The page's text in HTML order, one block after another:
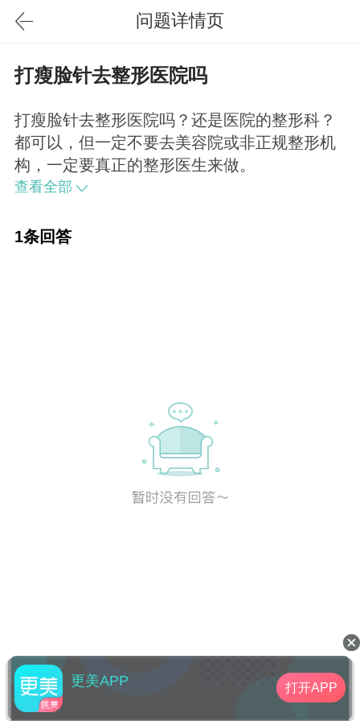
问题详情页
打瘦脸针去整形医院吗
打瘦脸针去整形医院吗？还是医院的整形科？
都可以，但一定不要去美容院或非正规整形机
构，一定要真正的整形医生来做。
查看全部
1条回答
更美APP 打开APP